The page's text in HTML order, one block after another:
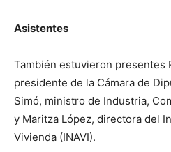
Asistentes
También estuvieron presentes
presidente de la Cámara de
Simó, ministro de Industria,
y Maritza López, directora del
Vivienda (INAVI).